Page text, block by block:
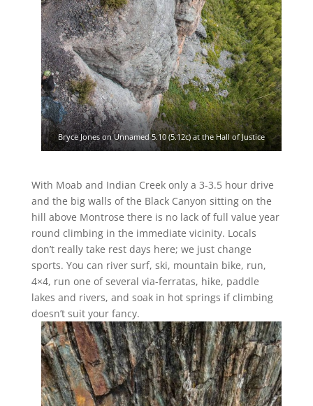
Bryce Jones on Unnamed 5.10 (5.12c) at the Hall of Justice
With Moab and Indian Creek only a 3-3.5 hour drive
and the big walls of the Black Canyon sitting on the
hill above Montrose there is no lack of full value year
round climbing in the immediate vicinity. Locals
don’t really take rest days here; we just change
sports. You can river surf, ski, mountain bike, run,
4×4, run one of several via-ferratas, hike, paddle
lakes and rivers, and soak in hot springs if climbing
doesn’t suit your fancy.